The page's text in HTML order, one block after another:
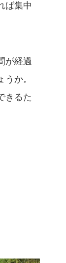
ば集中
が経過
か。
きるた